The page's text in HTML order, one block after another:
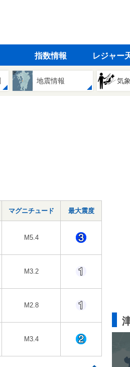
指数情報 レジャー
地震情報 気
マグニチュード 最大震度
M5.4
M3.2
M2.8
M3.4